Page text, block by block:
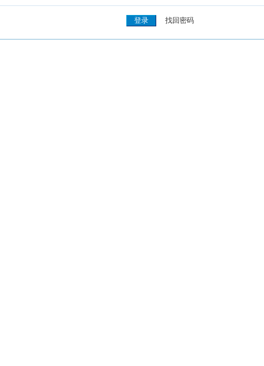
找回密码